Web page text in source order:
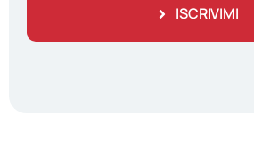
ISCRIVIMI